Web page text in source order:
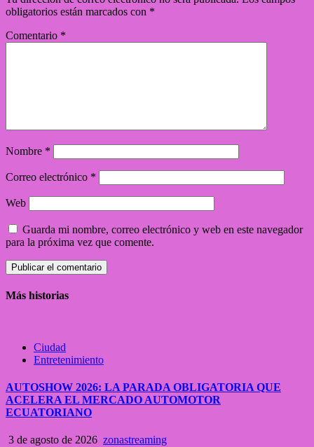
obligatorios están marcados con *
Comentario *
Nombre *
Correo electrónico *
Web
Guarda mi nombre, correo electrónico y web en este navegador
para la próxima vez que comente.
Más historias
Ciudad
Entretenimiento
AUTOSHOW 2026: LA PARADA OBLIGATORIA QUE
ACELERA EL MERCADO AUTOMOTOR
ECUATORIANO
3 de agosto de 2026 zonastreaming